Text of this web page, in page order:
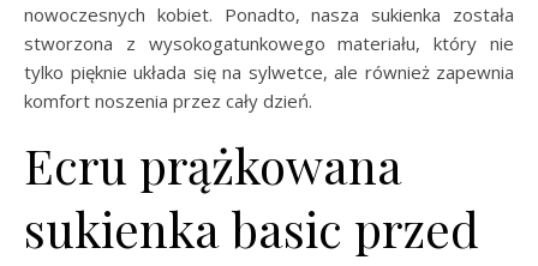
nowoczesnych kobiet. Ponadto, nasza sukienka została
stworzona z wysokogatunkowego materiału, który nie
tylko pięknie układa się na sylwetce, ale również zapewnia
komfort noszenia przez cały dzień.
Ecru prążkowana
sukienka basic przed